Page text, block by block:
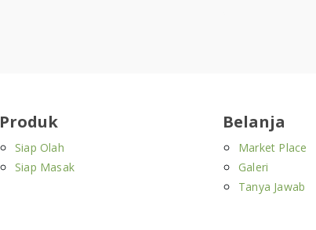
Produk
Siap Olah
Siap Masak
Belanja
Market Place
Galeri
Tanya Jawab